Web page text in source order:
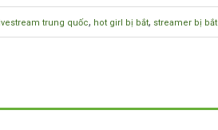
livestream trung quốc, hot girl bị bắt, streamer bị bắt